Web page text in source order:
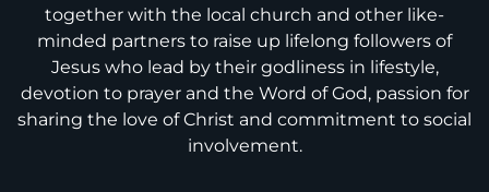
together with the local church and other like-
minded partners to raise up lifelong followers of
Jesus who lead by their godliness in lifestyle,
devotion to prayer and the Word of God, passion for
sharing the love of Christ and commitment to social
involvement.